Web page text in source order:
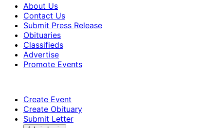
About Us
Contact Us
Submit Press Release
Obituaries
Classifieds
Advertise
Promote Events
Create Event
Create Obituary
Submit Letter